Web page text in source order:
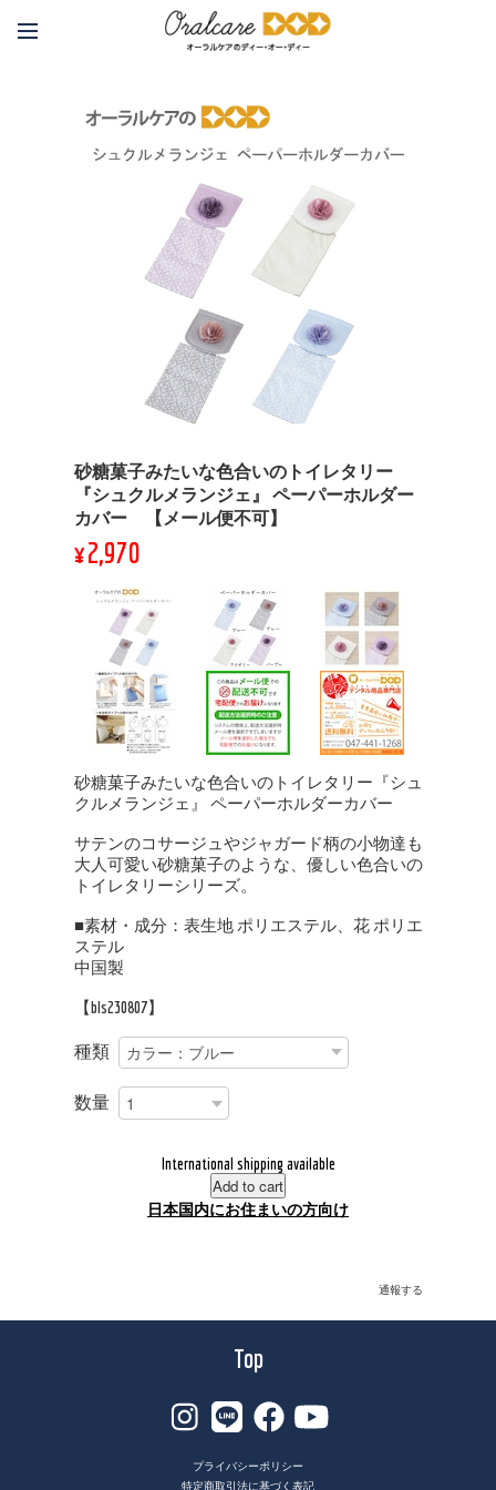
砂糖菓子みたいな色合いのトイレタリー
『シュクルメランジェ』 ペーパーホルダー
カバー 【メール便不可】
¥2,970
砂糖菓子みたいな色合いのトイレタリー『シュ
クルメランジェ』 ペーパーホルダーカバー
サテンのコサージュやジャガード柄の小物達も
大人可愛い砂糖菓子のような、優しい色合いの
トイレタリーシリーズ。
■素材・成分：表生地 ポリエステル、花 ポリエ
ステル
中国製
【bls230807】
種類
数量
International shipping available
Add to cart
日本国内にお住まいの方向け
通報する
Top
プライバシーポリシー
特定商取引法に基づく表記